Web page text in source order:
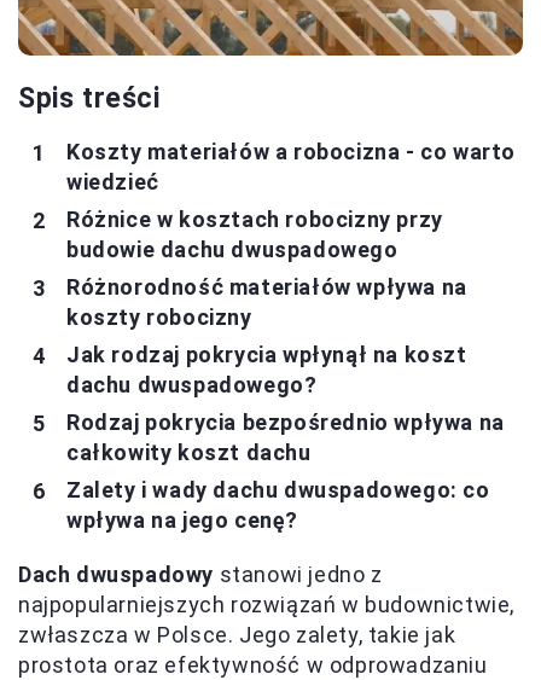
Spis treści
Koszty materiałów a robocizna - co warto
wiedzieć
Różnice w kosztach robocizny przy
budowie dachu dwuspadowego
Różnorodność materiałów wpływa na
koszty robocizny
Jak rodzaj pokrycia wpłynął na koszt
dachu dwuspadowego?
Rodzaj pokrycia bezpośrednio wpływa na
całkowity koszt dachu
Zalety i wady dachu dwuspadowego: co
wpływa na jego cenę?
Dach dwuspadowy stanowi jedno z
najpopularniejszych rozwiązań w budownictwie,
zwłaszcza w Polsce. Jego zalety, takie jak
prostota oraz efektywność w odprowadzaniu